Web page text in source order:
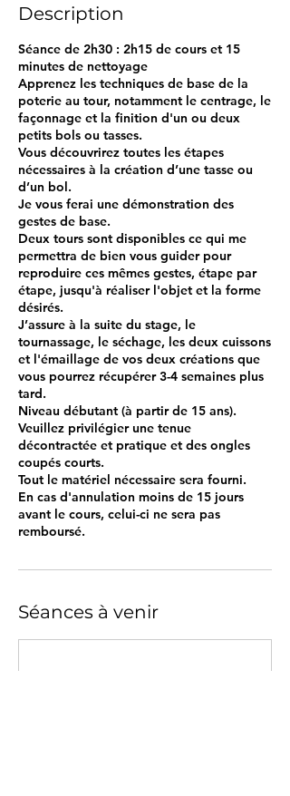
Description
Séance de 2h30 : 2h15 de cours et 15
minutes de nettoyage
Apprenez les techniques de base de la
poterie au tour, notamment le centrage, le
façonnage et la finition d'un ou deux
petits bols ou tasses.
Vous découvrirez toutes les étapes
nécessaires à la création d’une tasse ou
d’un bol.
Je vous ferai une démonstration des
gestes de base.
Deux tours sont disponibles ce qui me
permettra de bien vous guider pour
reproduire ces mêmes gestes, étape par
étape, jusqu'à réaliser l'objet et la forme
désirés.
J’assure à la suite du stage, le
tournassage, le séchage, les deux cuissons
et l'émaillage de vos deux créations que
vous pourrez récupérer 3-4 semaines plus
tard.
Niveau débutant (à partir de 15 ans).
Veuillez privilégier une tenue
décontractée et pratique et des ongles
coupés courts.
Tout le matériel nécessaire sera fourni.
En cas d'annulation moins de 15 jours
avant le cours, celui-ci ne sera pas
remboursé.
Séances à venir